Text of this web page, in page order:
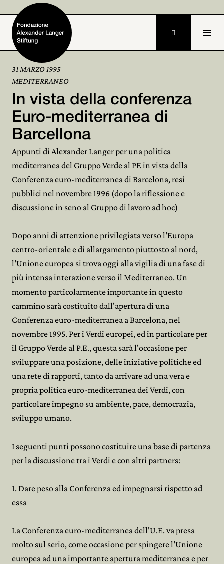
Fondazione
Attività e progetti
Alexander Langer
Archivio
Partecipa

31 MARZO 1995
MEDITERRANEO
In vista della conferenza
Euro-mediterranea di
Barcellona
Appunti di Alexander Langer per una politica
mediterranea del Gruppo Verde al PE in vista della
Conferenza euro-mediterranea di Barcelona, resi
pubblici nel novembre 1996 (dopo la riflessione e
discussione in seno al Gruppo di lavoro ad hoc)
Dopo anni di attenzione privilegiata verso l'Europa
centro-orientale e di allargamento piuttosto al nord,
l'Unione europea si trova oggi alla vigilia di una fase di
più intensa interazione verso il Mediterraneo. Un
momento particolarmente importante in questo
cammino sarà costituito dall'apertura di una
Conferenza euro-mediterranea a Barcelona, nel
novembre 1995. Per i Verdi europei, ed in particolare per
il Gruppo Verde al P.E., questa sarà l'occasione per
sviluppare una posizione, delle iniziative politiche ed
una rete di rapporti, tanto da arrivare ad una vera e
propria politica euro-mediterranea dei Verdi, con
particolare impegno su ambiente, pace, democrazia,
sviluppo umano.
I seguenti punti possono costituire una base di partenza
per la discussione tra i Verdi e con altri partners:
1. Dare peso alla Conferenza ed impegnarsi rispetto ad
essa
La Conferenza euro-mediterranea dell'U.E. va presa
molto sul serio, come occasione per spingere l'Unione
europea ad una importante apertura mediterranea e per